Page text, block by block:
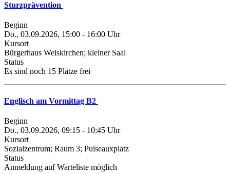
Sturzprävention
Beginn
Do., 03.09.2026, 15:00 - 16:00 Uhr
Kursort
Bürgerhaus Weiskirchen; kleiner Saal
Status
Es sind noch 15 Plätze frei
Englisch am Vormittag B2
Beginn
Do., 03.09.2026, 09:15 - 10:45 Uhr
Kursort
Sozialzentrum; Raum 3; Puiseauxplatz
Status
Anmeldung auf Warteliste möglich